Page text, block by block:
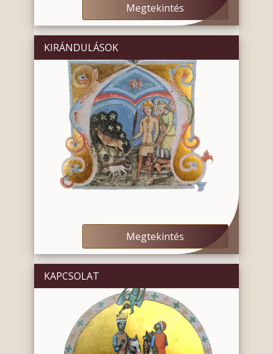
Megtekintés
KIRÁNDULÁSOK
Megtekintés
KAPCSOLAT